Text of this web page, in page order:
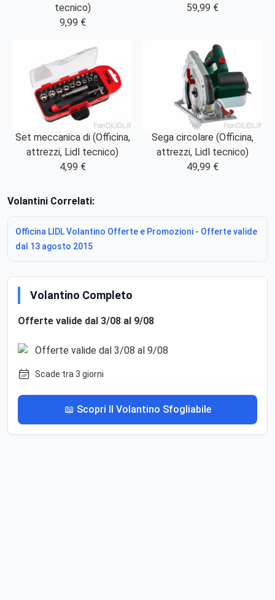
tecnico)
9,99 €
59,99 €
Set meccanica di (Officina,
attrezzi, Lidl tecnico)
4,99 €
Sega circolare (Officina,
attrezzi, Lidl tecnico)
49,99 €
Volantini Correlati:
Officina LIDL Volantino Offerte e Promozioni - Offerte valide
dal 13 agosto 2015
Volantino Completo
Offerte valide dal 3/08 al 9/08
Scade tra 3 giorni
📖 Scopri Il Volantino Sfogliabile